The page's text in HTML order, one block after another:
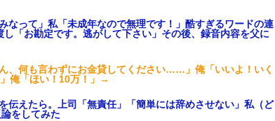
なって」私「未成年なので無理です！」酷すぎるワードの連
「お勘定です。逃がして下さい」その後、録音内容を父に
、何も言わずにお金貸してください……」俺「いいよ！いく
俺「ほい！10万！」→
伝えたら。上司「無責任」「簡単には辞めさせない」私（ど
をしてみた